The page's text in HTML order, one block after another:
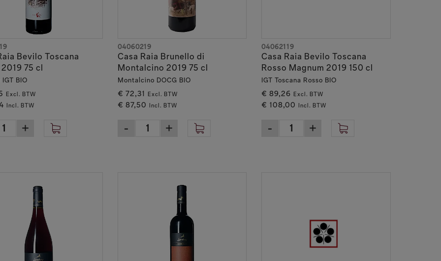
Bevilo Toscana
75 cl
IGT BIO
Excl. BTW
Incl. BTW
Casa Raia Brunello di
Montalcino 2019 75 cl
Montalcino DOCG BIO
€ 72,31 Excl. BTW
€ 87,50 Incl. BTW
04060219
Casa Raia Bevilo Toscana
Rosso Magnum 2019 150 cl
IGT Toscana Rosso BIO
€ 89,26 Excl. BTW
€ 108,00 Incl. BTW
04062119